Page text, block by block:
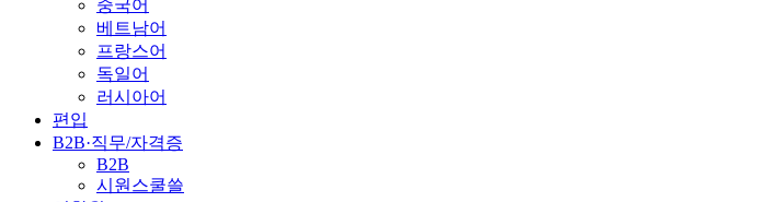
중국어
베트남어
프랑스어
독일어
러시아어
편입
B2B·직무/자격증
B2B
시원스쿨쓸